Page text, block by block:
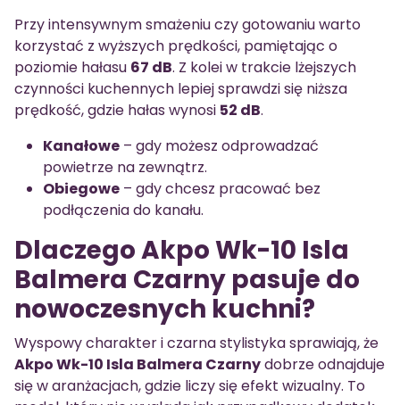
Przy intensywnym smażeniu czy gotowaniu warto
korzystać z wyższych prędkości, pamiętając o
poziomie hałasu 67 dB. Z kolei w trakcie lżejszych
czynności kuchennych lepiej sprawdzi się niższa
prędkość, gdzie hałas wynosi 52 dB.
Kanałowe – gdy możesz odprowadzać
powietrze na zewnątrz.
Obiegowe – gdy chcesz pracować bez
podłączenia do kanału.
Dlaczego Akpo Wk-10 Isla
Balmera Czarny pasuje do
nowoczesnych kuchni?
Wyspowy charakter i czarna stylistyka sprawiają, że
Akpo Wk-10 Isla Balmera Czarnydobrze odnajduje
się w aranżacjach, gdzie liczy się efekt wizualny. To